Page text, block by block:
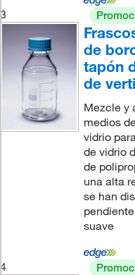
3
de
tapón
de
Mezcle y
medios
vidrio
de vidrio
de
una alta
se han
suave
4